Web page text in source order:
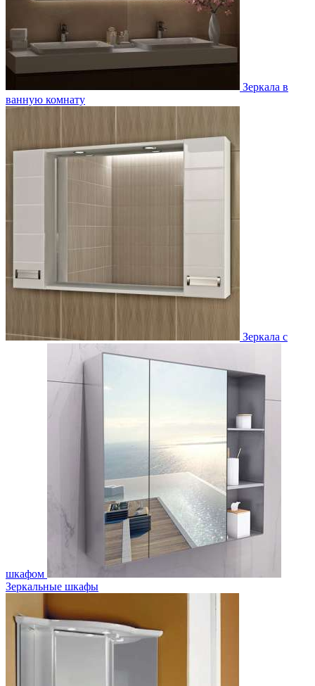
Зеркала в
ванную комнату
Зеркала с
шкафом
Зеркальные шкафы